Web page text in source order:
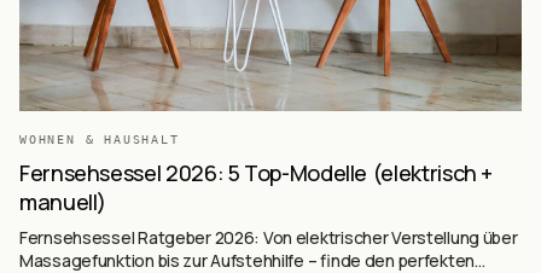
WOHNEN & HAUSHALT
Fernsehsessel 2026: 5 Top-Modelle (elektrisch +
manuell)
Fernsehsessel Ratgeber 2026: Von elektrischer Verstellung über
Massagefunktion bis zur Aufstehhilfe – finde den perfekten